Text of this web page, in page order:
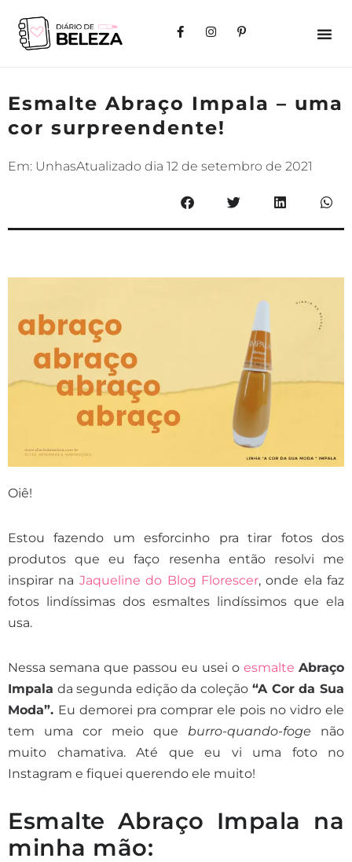
Esmalte Abraço Impala – uma
cor surpreendente!
Em: UnhasAtualizado dia 12 de setembro de 2021
Oiê!
Estou fazendo um esforcinho pra tirar fotos dos
produtos que eu faço resenha então resolvi me
inspirar na Jaqueline do Blog Florescer, onde ela faz
fotos lindíssimas dos esmaltes lindíssimos que ela
usa.
Nessa semana que passou eu usei o esmalte Abraço
Impala da segunda edição da coleção“A Cor da Sua
Moda”. Eu demorei pra comprar ele pois no vidro ele
tem uma cor meio que burro-quando-foge não
muito chamativa. Até que eu vi uma foto no
Instagram e fiquei querendo ele muito!
Esmalte Abraço Impala na
minha mão: